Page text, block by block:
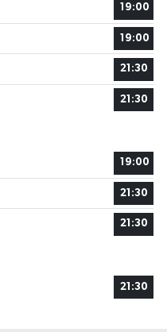
19:00
19:00
21:30
21:30
19:00
21:30
21:30
21:30